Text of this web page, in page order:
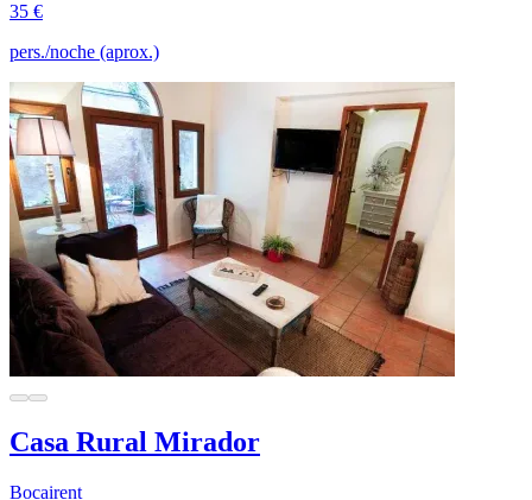
35 €
pers./noche (aprox.)
Casa Rural Mirador
Bocairent